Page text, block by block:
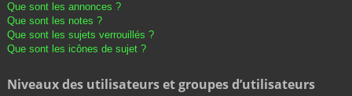
Que sont les annonces ?
Que sont les notes ?
Que sont les sujets verrouillés ?
Que sont les icônes de sujet ?
Niveaux des utilisateurs et groupes d’utilisateurs